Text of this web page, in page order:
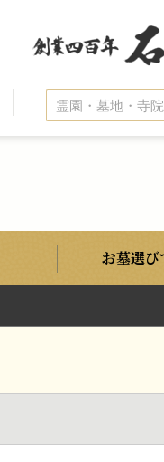
お墓選